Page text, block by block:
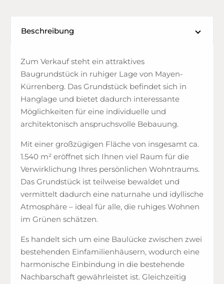
Beschreibung
Zum Verkauf steht ein attraktives
Baugrundstück in ruhiger Lage von Mayen-
Kürrenberg. Das Grundstück befindet sich in
Hanglage und bietet dadurch interessante
Möglichkeiten für eine individuelle und
architektonisch anspruchsvolle Bebauung.
Mit einer großzügigen Fläche von insgesamt ca.
1.540 m² eröffnet sich Ihnen viel Raum für die
Verwirklichung Ihres persönlichen Wohntraums.
Das Grundstück ist teilweise bewaldet und
vermittelt dadurch eine naturnahe und idyllische
Atmosphäre – ideal für alle, die ruhiges Wohnen
im Grünen schätzen.
Es handelt sich um eine Baulücke zwischen zwei
bestehenden Einfamilienhäusern, wodurch eine
harmonische Einbindung in die bestehende
Nachbarschaft gewährleistet ist. Gleichzeitig